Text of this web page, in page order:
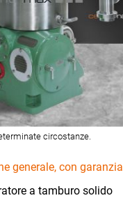
circostanze.
generale, con garanzia
a tamburo solido